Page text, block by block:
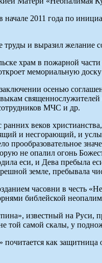
2011 года по
и выразил желание
храм в пожарной
мемориальную
осенью
МЧС и др.
веков
и несгорающий, и
прообразовательное
не опалил огонь
еси, и Дева пребыла
земле, пребывала
часовни в
библейской
известный на Руси,
той самой скалы, у
как